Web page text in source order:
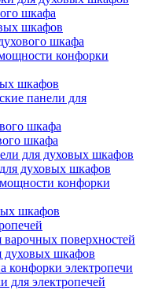
шкафа
шкафов
шкафа
конфорки
шкафов
панели для
шкафа
шкафа
для духовых шкафов
духовых шкафов
конфорки
шкафов
варочных поверхностей
духовых шкафов
конфорки электропечи
для электропечей